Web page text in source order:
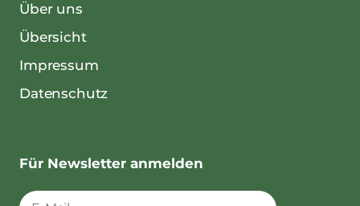
Über uns
Übersicht
Impressum
Datenschutz
Für Newsletter anmelden